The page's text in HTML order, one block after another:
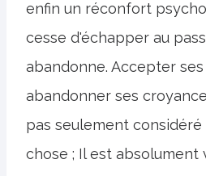
enfin un réconfort
cesse d'échapper au
abandonne. Accepter
abandonner ses
pas seulement
chose ; Il est absolument